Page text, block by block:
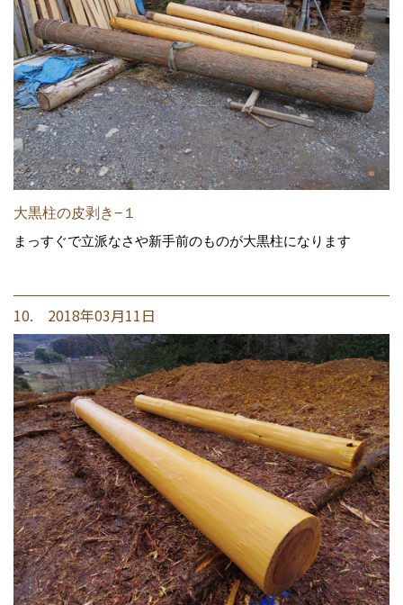
大黒柱の皮剥き−１
まっすぐで立派なさや新手前のものが大黒柱になります
10. 2018年03月11日